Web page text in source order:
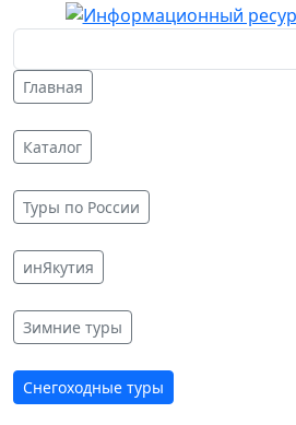
Главная
Каталог
Туры по России
инЯкутия
Зимние туры
Снегоходные туры